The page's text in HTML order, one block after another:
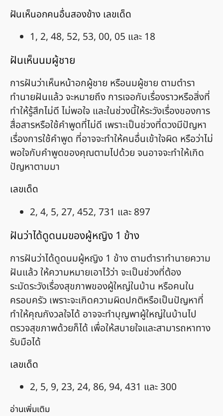
ฝันเห็นอกคนอื่นสองข้าง เลขเด็ด
1, 2, 48, 52, 53, 00, 05 และ 18
ฝันเห็นนมผู้ชาย
การฝันว่าเห็นหน้าอกผู้ชาย หรือนมผู้ชาย ตามตำรา
ทำนายฝันแล้ว จะหมายถึง การเจอกับเรื่องราวหรือสิ่งที่
ทำให้รู้สึกไม่ดี ไม่พอใจ และในช่วงนี้ให้ระวังเรื่องของการ
สื่อสารหรือใช้คำพูดที่ไม่ดี เพราะเป็นช่วงที่ดวงมีปัญหา
เรื่องการใช้คำพูด ที่อาจจะทำให้คนอื่นเข้าใจผิด หรือว่าไม่
พอใจกับคำพูดของคุณตามไปด้วย จนอาจจะทำให้เกิด
ปัญหาตามมา
เลขเด็ด
2, 4, 5, 27, 452, 731 และ 897
ฝันว่าได้ดูดนมของผู้หญิง 1 ข้าง
การฝันว่าได้ดูดนมผู้หญิง 1 ข้าง ตามตำราทำนายความ
ฝันแล้ว ให้ความหมายเอาไว้ว่า จะเป็นช่วงที่ต้อง
ระมัดระวังเรื่องสุขภาพของผู้ใหญ่ในบ้าน หรือคนใน
ครอบครัว เพราะจะเกิดความผิดปกติหรือเป็นปัญหาที่
ทำให้คุณกังวลใจได้ อาจจะทำบุญพาผู้ใหญ่ในบ้านไป
ตรวจสุขภาพด้วยก็ได้ เพื่อให้สบายใจและสามารถหาทาง
รับมือได้
เลขเด็ด
2, 5, 9, 23, 24, 86, 94, 431 และ 300
อ่านเพิ่มเติม